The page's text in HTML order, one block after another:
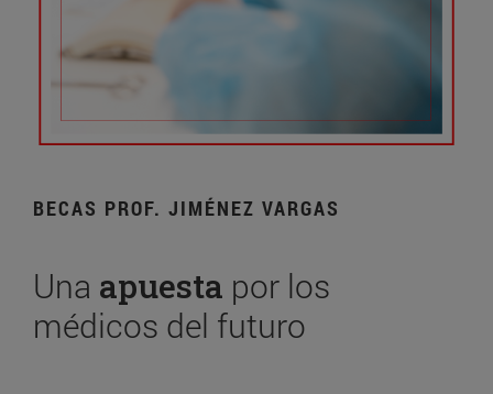
BECAS PROF. JIMÉNEZ VARGAS
Una apuesta por los
médicos del futuro